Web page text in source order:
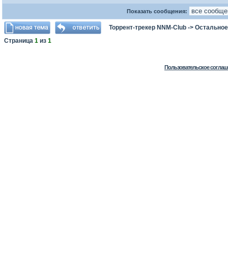
Показать сообщения:
Торрент-трекер NNM-Club -> Остальное
Страница 1 из 1
Пользовательское